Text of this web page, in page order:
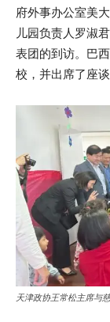
府外事办公室美
儿园负责人罗淑
表团的到访。巴
校，并出席了座谈
天津政协王常松主席与